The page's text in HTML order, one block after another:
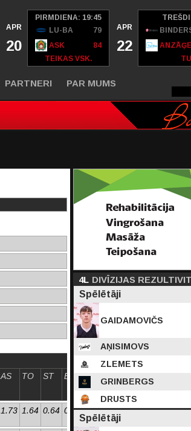
APR
20
PIRMDIENA: 19:45
LU-BA
79
ASK
84
TEIKAS VSK.
APR
22
PARTNERI PAR MUMS
PF
AS TO ST BS C
1.73 1.64 0.64 0.45 2.64 1.09 10.55 6.18
4L DIVĪZIJAS
Spēlētāji
GAIDAMOVIČS
AŅISIMOVS
ZLEMETS
GRINBERGS
DRUSTS
Spēlētāji